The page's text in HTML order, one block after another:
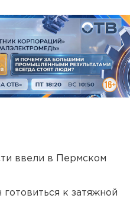
ввели в Пермском
к затяжной